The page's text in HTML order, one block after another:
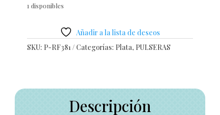
1 disponibles
Añadir a la lista de deseos
SKU: P-RF381 Categorías: Plata, PULSERAS
Descripción